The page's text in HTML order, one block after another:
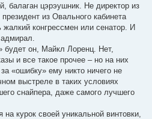
балаган цэрэушник. Не директор из
из Овального кабинета
конгрессмен или сенатор. И
будет он, Майкл Лоренц. Нет,
и все такое прочее – но на них
«ошибку» ему никто ничего не
выстреле в таких условиях
снайпера, даже самого лучшего
курок своей уникальной винтовки,